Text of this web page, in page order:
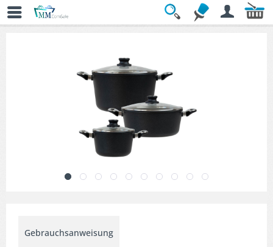
Übersicht
Gebrauchsanweisung